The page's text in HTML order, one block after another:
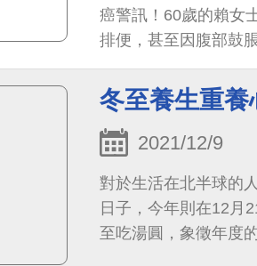
癌警訊！60歲的賴女
排便，甚至因腹部鼓
斷層懷疑，因為大腸
緊急治療。
冬至養生重養
2021/12/9
對於生活在北半球的
日子，今年則在12月
至吃湯圓，象徵年度